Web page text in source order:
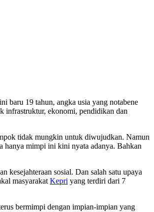
baru 19 tahun, angka usia yang notabene
infrastruktur, ekonomi, pendidikan dan
tidak mungkin untuk diwujudkan. Namun
hanya mimpi ini kini nyata adanya. Bahkan
kesejahteraan sosial. Dan salah satu upaya
masyarakat Kepri yang terdiri dari 7
bermimpi dengan impian-impian yang